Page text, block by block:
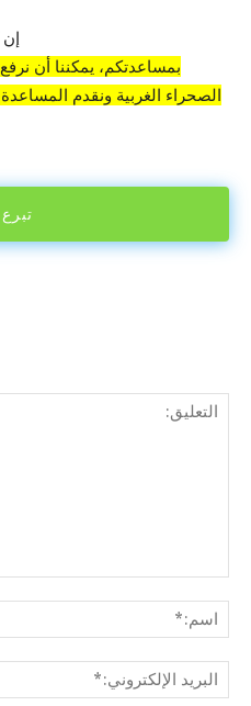
بمساعدتكم، يمكننا أن
الصحراء الغربية ونقدم
تبرع